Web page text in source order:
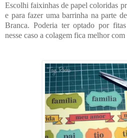
Escolhi faixinhas de papel coloridas
e para fazer uma barrinha na parte
Branca. Poderia ter optado por
nesse caso a colagem fica melhor